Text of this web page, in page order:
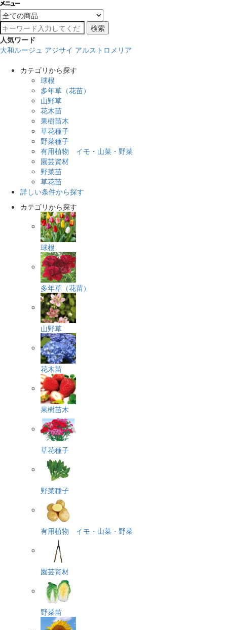
検索
人気ワード
大和ルージュ アジサイ アルストロメリア
カテゴリから探す
球根
多年草（花苗）
山野草
花木苗
果樹苗木
草花種子
野菜種子
有用植物 イモ・山菜・野菜
園芸資材
野菜苗
草花苗
詳しい条件から探す
カテゴリから探す
球根
多年草（花苗）
山野草
花木苗
果樹苗木
草花種子
野菜種子
有用植物 イモ・山菜・野菜
園芸資材
野菜苗